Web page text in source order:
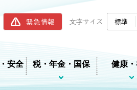
筑西市ホームページ
緊急情報 文字サイズ 標準
安全 税・年金・国保 健康